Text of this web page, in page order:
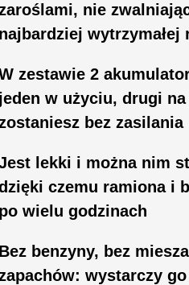
nie
najbardziej wytrzymałej
zestawie 2
jeden w użyciu, drugi
bez zasilania
lekki i można nim
czemu ramiona i
po wielu godzinach
Bez benzyny, bez
wystarczy